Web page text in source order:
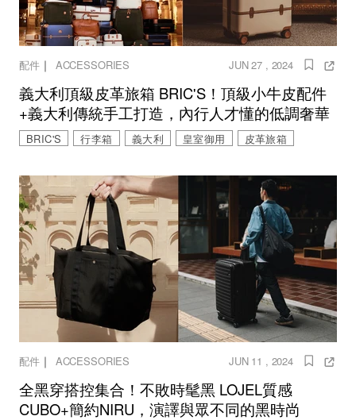
配件｜ ACCESSORIES JUN 27 , 2024
義大利頂級皮革旅箱 BRIC'S！頂級小牛皮配件
+義大利傳統手工打造，內行人才懂的低調奢華
BRIC'S 行李箱 義大利 皇室御用 皮革旅箱
配件｜ ACCESSORIES JUN 11 , 2024
全黑穿搭控集合！不敗時髦黑 LOJEL質感
CUBO+簡約NIRU，演譯與眾不同的黑時尚